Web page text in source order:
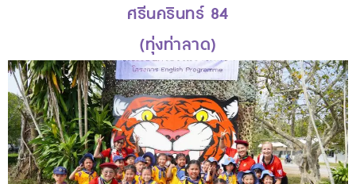
ศรีนครินทร์ 84
(ทุ่งท่าลาด)